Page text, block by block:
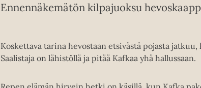
Ennennäkemätön kilpajuoksu
Koskettava tarina hevostaan etsivästä pojasta
Saalistaja on lähistöllä ja pitää Kafkaa yhä hallussaan.